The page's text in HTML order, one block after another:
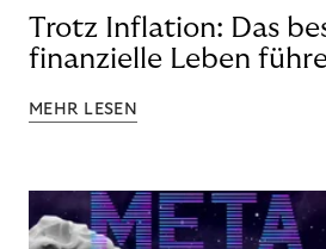
Trotz Inflation: Das
finanzielle Leben
MEHR LESEN